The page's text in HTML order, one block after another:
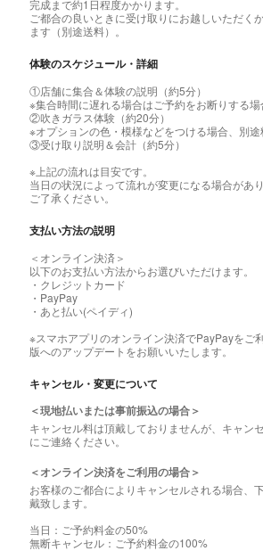
完成まで約1日程度かかります。
ご都合の良いときに受け取りにお越しいただく
ます（別途送料）。
体験のスケジュール・詳細
①店舗に集合＆体験の説明（約5分）
※集合時間に遅れる場合はご予約をお断りする場
②吹きガラス体験（約20分）
※オプションの色・模様などをつける場合、別途
③受け取り説明＆会計（約5分）
※上記の流れは目安です。
当日の状況によって流れが変更になる場合があ
ご了承ください。
支払い方法の説明
＜オンライン決済＞
以下のお支払い方法からお選びいただけます。
・クレジットカード
・PayPay
・あと払い(ペイディ)
※スマホアプリのオンライン決済でPayPayをご
版へのアップデートをお願いいたします。
キャンセル・変更について
＜現地払いまたは事前振込の場合＞
キャンセル料は頂戴しておりませんが、キャン
にご連絡ください。
＜オンライン決済をご利用の場合＞
お客様のご都合によりキャンセルされる場合、
戴致します。
当日：ご予約料金の50%
無断キャンセル：ご予約料金の100%